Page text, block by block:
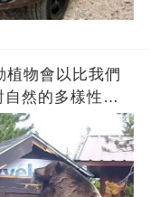
植物會以比我們
然的多樣性感